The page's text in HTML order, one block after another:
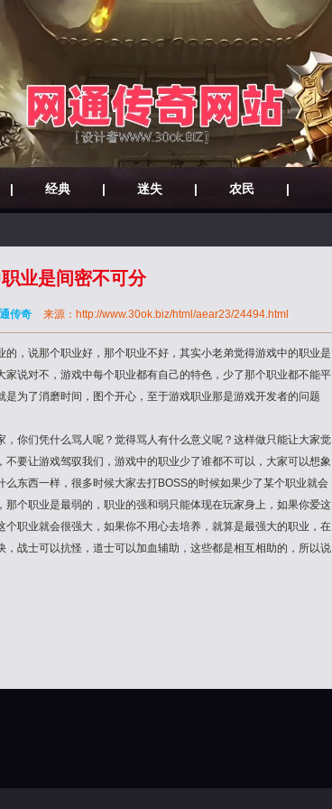
| 经典 | 迷失 | 农民 |
业是间密不可分
传奇 来源：http://www.30ok.biz/html/aear23/24494.html
，说那个职业好，那个职业不好，其实小老弟觉得游戏中的职业是
说对不，游戏中每个职业都有自己的特色，少了那个职业都不能平
为了消磨时间，图个开心，至于游戏职业那是游戏开发者的问题
你们凭什么骂人呢？觉得骂人有什么意义呢？这样做只能让大家觉
要让游戏驾驭我们，游戏中的职业少了谁都不可以，大家可以想象
东西一样，很多时候大家去打BOSS的时候如果少了某个职业就会
个职业是最弱的，职业的强和弱只能体现在玩家身上，如果你爱这
职业就会很强大，如果你不用心去培养，就算是最强大的职业，在
战士可以抗怪，道士可以加血辅助，这些都是相互相助的，所以说